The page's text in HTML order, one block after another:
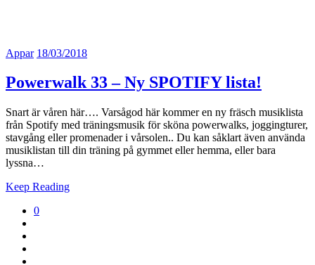
Appar 18/03/2018
Powerwalk 33 – Ny SPOTIFY lista!
Snart är våren här…. Varsågod här kommer en ny fräsch musiklista
från Spotify med träningsmusik för sköna powerwalks, joggingturer,
stavgång eller promenader i vårsolen.. Du kan såklart även använda
musiklistan till din träning på gymmet eller hemma, eller bara
lyssna…
Keep Reading
0